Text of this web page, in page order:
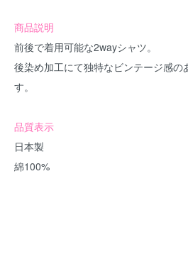
商品説明
前後で着用可能な2wayシャツ。
後染め加工にて独特なビンテージ感の
す。
品質表示
日本製
綿100%